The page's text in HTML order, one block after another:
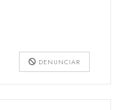
DENUNCIAR